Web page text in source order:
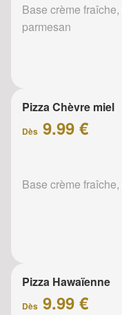
Base crème
parmesan
Pizza Chèvre miel
Dès 9.99 €
Base crème
Pizza Hawaïenne
Dès 9.99 €